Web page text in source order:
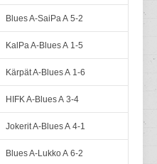
Blues A-SaiPa A 5-2
KalPa A-Blues A 1-5
Kärpät A-Blues A 1-6
HIFK A-Blues A 3-4
Jokerit A-Blues A 4-1
Blues A-Lukko A 6-2